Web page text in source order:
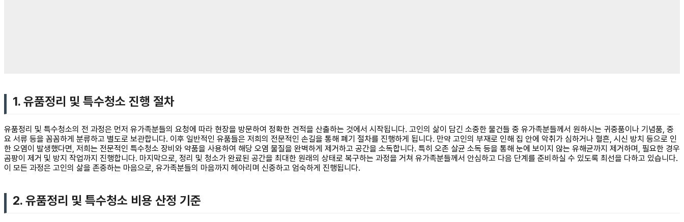
1. 유품정리 및 특수청소 진행 절차
유품정리 및 특수청소의 전 과정은 먼저 유가족분들의 요청에 따라 현장을 방문하여 정확한 견적을 산출하는 것에서 시작됩니다. 고인의 삶이 담긴 소중한 물건들 중 유가족분들께서 원하시는 귀중품이나 기념품, 중
요 서류 등을 꼼꼼하게 분류하고 별도로 보관합니다. 이후 일반적인 유품들은 저희의 전문적인 손길을 통해 폐기 절차를 진행하게 됩니다. 만약 고인의 부재로 인해 집 안에 악취가 심하거나 혈흔, 시신 방치 등으로 인
한 오염이 발생했다면, 저희는 전문적인 특수청소 장비와 약품을 사용하여 해당 오염 물질을 완벽하게 제거하고 공간을 소독합니다. 특히 오존 살균 소독 등을 통해 눈에 보이지 않는 유해균까지 제거하며, 필요한 경우
곰팡이 제거 및 방지 작업까지 진행합니다. 마지막으로, 정리 및 청소가 완료된 공간을 최대한 원래의 상태로 복구하는 과정을 거쳐 유가족분들께서 안심하고 다음 단계를 준비하실 수 있도록 최선을 다하고 있습니다.
이 모든 과정은 고인의 삶을 존중하는 마음으로, 유가족분들의 마음까지 헤아리며 신중하고 엄숙하게 진행됩니다.
2. 유품정리 및 특수청소 비용 산정 기준